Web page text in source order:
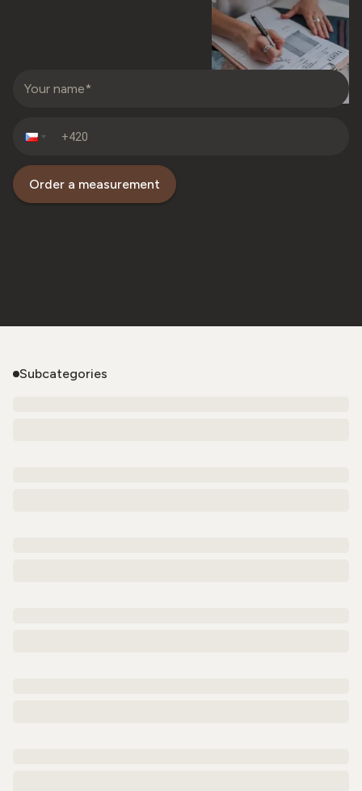
Order a measurement
Subcategories